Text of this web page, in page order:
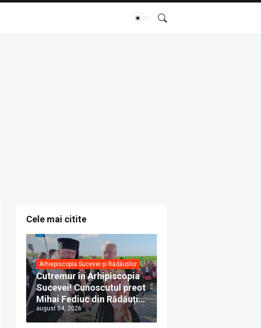
Cele mai citite
Arhiepiscopia Sucevei și Rădăuților
Cutremur în Arhipiscopia
Sucevei! Cunoscutul preot
Mihai Fediuc din Rădăuți a
trecut la Biserica Creștină
Ortodoxă Valahă. ÎPS
august 04, 2026